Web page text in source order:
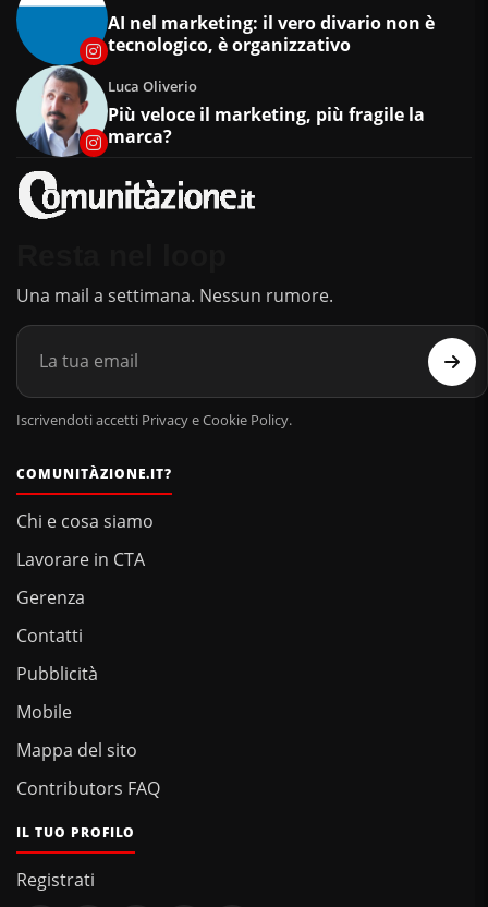
AI nel marketing: il vero divario non è
tecnologico, è organizzativo
Luca Oliverio
Più veloce il marketing, più fragile la
marca?
Una mail a settimana. Nessun rumore.
Iscrivendoti accetti Privacy e Cookie Policy.
COMUNITÀZIONE.IT?
Chi e cosa siamo
Lavorare in CTA
Gerenza
Contatti
Pubblicità
Mobile
Mappa del sito
Contributors FAQ
IL TUO PROFILO
Registrati